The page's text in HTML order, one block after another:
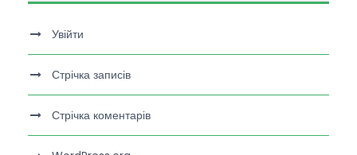
Увійти
Стрічка записів
Стрічка коментарів